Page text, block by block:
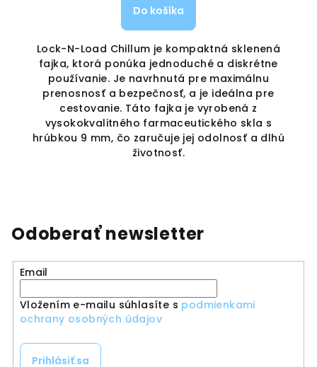
Do košíka
Lock-N-Load Chillum je kompaktná sklenená
fajka, ktorá ponúka jednoduché a diskrétne
používanie. Je navrhnutá pre maximálnu
prenosnosť a bezpečnosť, a je ideálna pre
cestovanie. Táto fajka je vyrobená z
vysokokvalitného farmaceutického skla s
hrúbkou 9 mm, čo zaručuje jej odolnosť a dlhú
životnosť.
Odoberať newsletter
Email
Vložením e-mailu súhlasíte s podmienkami
ochrany osobných údajov
Prihlásiť sa